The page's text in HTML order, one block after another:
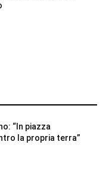
“In piazza
la propria terra”